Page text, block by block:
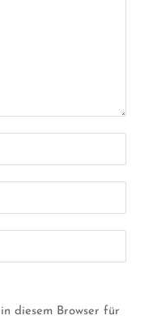
diesem Browser für